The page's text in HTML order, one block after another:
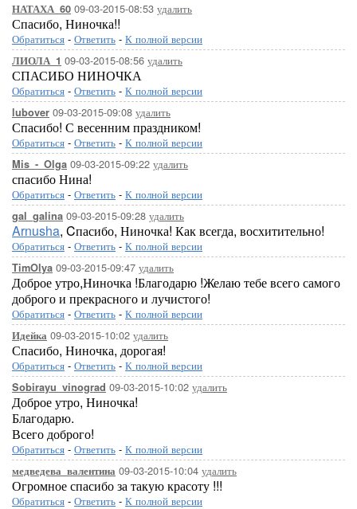
НАТАХА_60 09-03-2015-08:53 удалить
Спасибо, Ниночка!!
Обратиться - Ответить - К полной версии
ЛИОЛА_1 09-03-2015-08:56 удалить
СПАСИБО НИНОЧКА
Обратиться - Ответить - К полной версии
lubover 09-03-2015-09:08 удалить
Спасибо! С весенним праздником!
Обратиться - Ответить - К полной версии
Mis_-_Olga 09-03-2015-09:22 удалить
спасибо Нина!
Обратиться - Ответить - К полной версии
gal_galina 09-03-2015-09:28 удалить
Arnusha, Cпасибо, Ниночка! Как всегда, восхитительно!
Обратиться - Ответить - К полной версии
TimOlya 09-03-2015-09:47 удалить
Доброе утро,Ниночка !Благодарю !Желаю тебе всего самого
доброго и прекрасного и лучистого!
Обратиться - Ответить - К полной версии
Идейка 09-03-2015-10:02 удалить
Спасибо, Ниночка, дорогая!
Обратиться - Ответить - К полной версии
Sobirayu_vinograd 09-03-2015-10:02 удалить
Доброе утро, Ниночка!
Благодарю.
Всего доброго!
Обратиться - Ответить - К полной версии
медведева_валентина 09-03-2015-10:04 удалить
Огромное спасибо за такую красоту !!!
Обратиться - Ответить - К полной версии